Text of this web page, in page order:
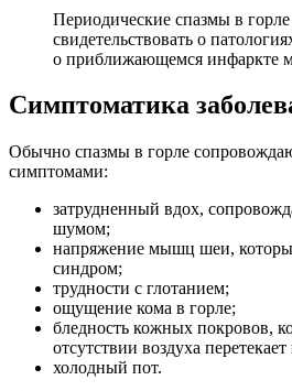
Периодические спазмы в
свидетельствовать о
о приближающемся инфаркте
Симптоматика
Обычно спазмы в горле
симптомами:
затрудненный вдох,
шумом;
напряжение мышц шеи,
синдром;
трудности с глотанием;
ощущение кома в горле;
бледность кожных покровов,
отсутствии воздуха
холодный пот.